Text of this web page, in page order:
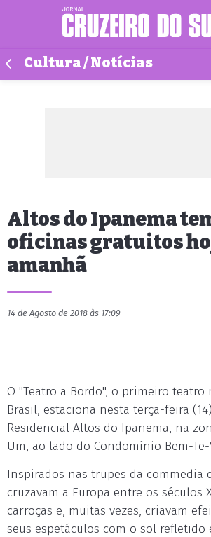
Cultura / Notícias
Altos do Ipanema
oficinas gratuitos
amanhã
14 de Agosto de 2018 às 17:09
O "Teatro a Bordo", o primeiro teatro
Brasil, estaciona nesta terça-feira
Residencial Altos do Ipanema, na
Um, ao lado do Condomínio Bem-Te-
Inspirados nas trupes da commedia
cruzavam a Europa entre os séculos
carroças e, muitas vezes, criavam
seus espetáculos com o sol refletido